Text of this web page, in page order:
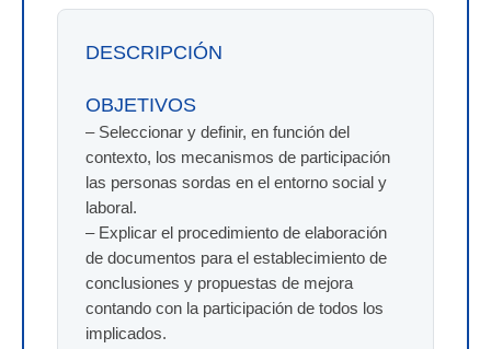
DESCRIPCIÓN
OBJETIVOS
– Seleccionar y definir, en función del
contexto, los mecanismos de participación
las personas sordas en el entorno social y
laboral.
– Explicar el procedimiento de elaboración
de documentos para el establecimiento de
conclusiones y propuestas de mejora
contando con la participación de todos los
implicados.